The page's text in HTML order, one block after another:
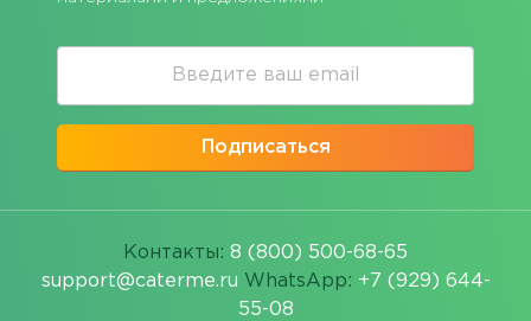
Подписаться
Контакты: 8 (800) 500-68-65
support@caterme.ru WhatsApp: +7 (929) 644-
55-08